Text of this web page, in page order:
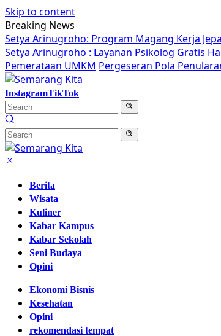
Skip to content
Breaking News
Setya Arinugroho: Program Magang Kerja
Setya Arinugroho : Layanan Psikolog Gratis
Pemerataan UMKM Pergeseran Pola
InstagramTikTok
Berita
Wisata
Kuliner
Kabar Kampus
Kabar Sekolah
Seni Budaya
Opini
Ekonomi Bisnis
Kesehatan
Opini
rekomendasi tempat